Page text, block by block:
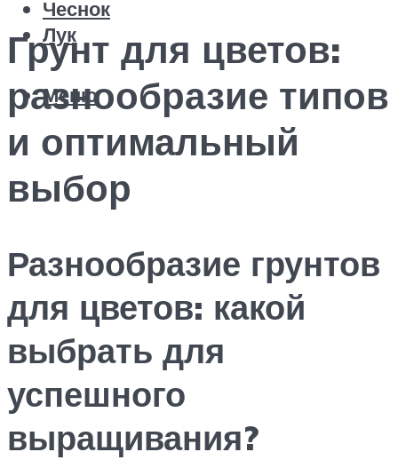
Чеснок
Лук
Меню
Грунт для цветов:
разнообразие типов
и оптимальный
выбор
Разнообразие грунтов
для цветов: какой
выбрать для
успешного
выращивания?